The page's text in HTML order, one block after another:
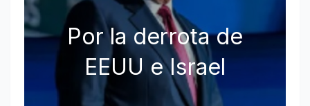
Por la derrota de
EEUU e Israel